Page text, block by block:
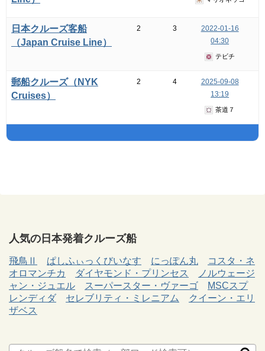
日本クルーズ客船
（Japan Cruise Line）
2 3
2022-01-16
04:30
テビチ
郵船クルーズ（NYK
Cruises）
2 4
2025-09-08
13:19
茶道７
人気の日本発着クルーズ船
飛鳥Ⅱ ぱしふぃっくびいなす にっぽん丸
コスタ・ネ
オロマンチカ
ダイヤモンド・プリンセス
ノルウェージ
ャン・ジュエル
スーパースター・ヴァーゴ
MSCスプ
レンディダ
セレブリティ・ミレニアム
クイーン・エリ
ザベス